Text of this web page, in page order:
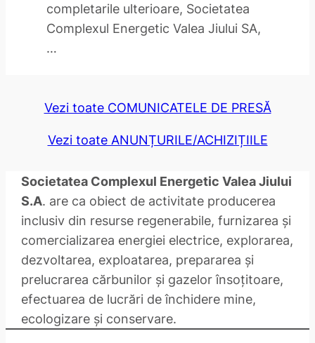
completarile ulterioare, Societatea
Complexul Energetic Valea Jiului SA,
…
Vezi toate COMUNICATELE DE PRESĂ
Vezi toate ANUNȚURILE/ACHIZIȚIILE
Societatea Complexul Energetic Valea Jiului
S.A. are ca obiect de activitate producerea
inclusiv din resurse regenerabile, furnizarea și
comercializarea energiei electrice, explorarea,
dezvoltarea, exploatarea, prepararea și
prelucrarea cărbunilor și gazelor însoțitoare,
efectuarea de lucrări de închidere mine,
ecologizare și conservare.